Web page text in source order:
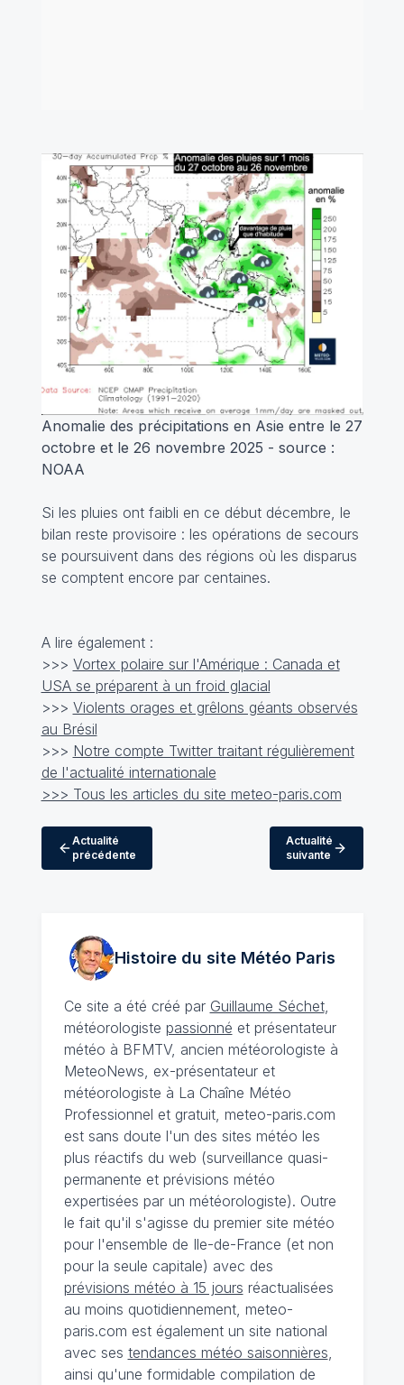
Anomalie des précipitations en Asie entre le 27
octobre et le 26 novembre 2025 - source :
NOAA
Si les pluies ont faibli en ce début décembre, le
bilan reste provisoire : les opérations de secours
se poursuivent dans des régions où les disparus
se comptent encore par centaines.
A lire également :
>>> Vortex polaire sur l'Amérique : Canada et
USA se préparent à un froid glacial
>>> Violents orages et grêlons géants observés
au Brésil
>>> Notre compte Twitter traitant régulièrement
de l'actualité internationale
>>> Tous les articles du site meteo-paris.com
Actualité
précédente
Actualité
suivante
Histoire du site MétéoParis
Ce site a été créé par Guillaume Séchet,
météorologiste passionné et présentateur
météo à BFMTV, ancien météorologiste à
MeteoNews, ex-présentateur et
météorologiste à La Chaîne Météo
Professionnel et gratuit, meteo-paris.com
est sans doute l'un des sites météo les
plus réactifs du web (surveillance quasi-
permanente et prévisions météo
expertisées par un météorologiste). Outre
le fait qu'il s'agisse du premier site météo
pour l'ensemble de Ile-de-France (et non
pour la seule capitale) avec des
prévisions météo à 15 jours réactualisées
au moins quotidiennement, meteo-
paris.com est également un site national
avec ses tendances météo saisonnières,
ainsi qu'une formidable compilation de